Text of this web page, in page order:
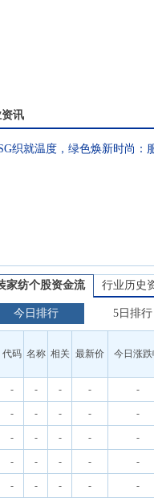
讯
家纺个股资金流 行业历史
今日排行 5日排行
代码 名称 相关 最新价 今日涨跌
- - - - -
- - - - -
- - - - -
- - - - -
- - - - -